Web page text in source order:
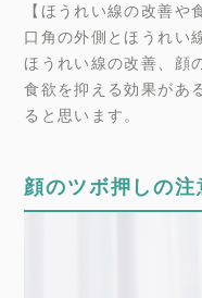
【ほうれい線の改善や
口角の外側とほうれい
ほうれい線の改善、顔
食欲を抑える効果があ
ると思います。
顔のツボ押しの注